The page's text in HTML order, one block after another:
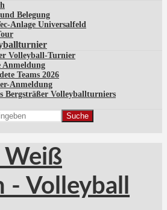
Belegung
Anlage Universalfeld
Volleyball-Turnier
Anmeldung
Teams 2026
Anmeldung
Bergsträßer Volleyballturniers
Suche